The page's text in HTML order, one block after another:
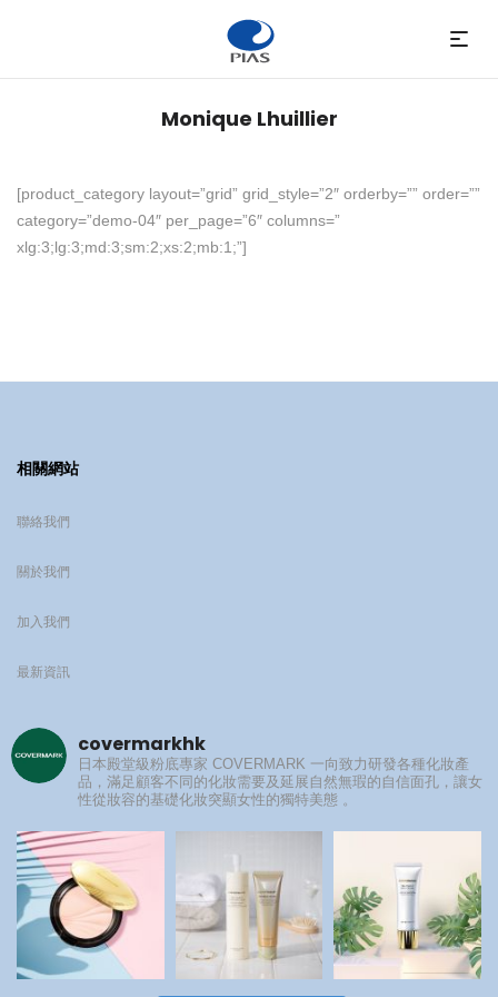
Monique Lhuillier
[product_category layout=”grid” grid_style=”2″ orderby=”” order=””
category=”demo-04″ per_page=”6″ columns=”
xlg:3;lg:3;md:3;sm:2;xs:2;mb:1;”]
相關網站
聯絡我們
關於我們
加入我們
最新資訊
covermarkhk
日本殿堂級粉底專家 COVERMARK 一向致力研發各種化妝產
品，滿足顧客不同的化妝需要及延展自然無瑕的自信面孔，讓女
性從妝容的基礎化妝突顯女性的獨特美態 。